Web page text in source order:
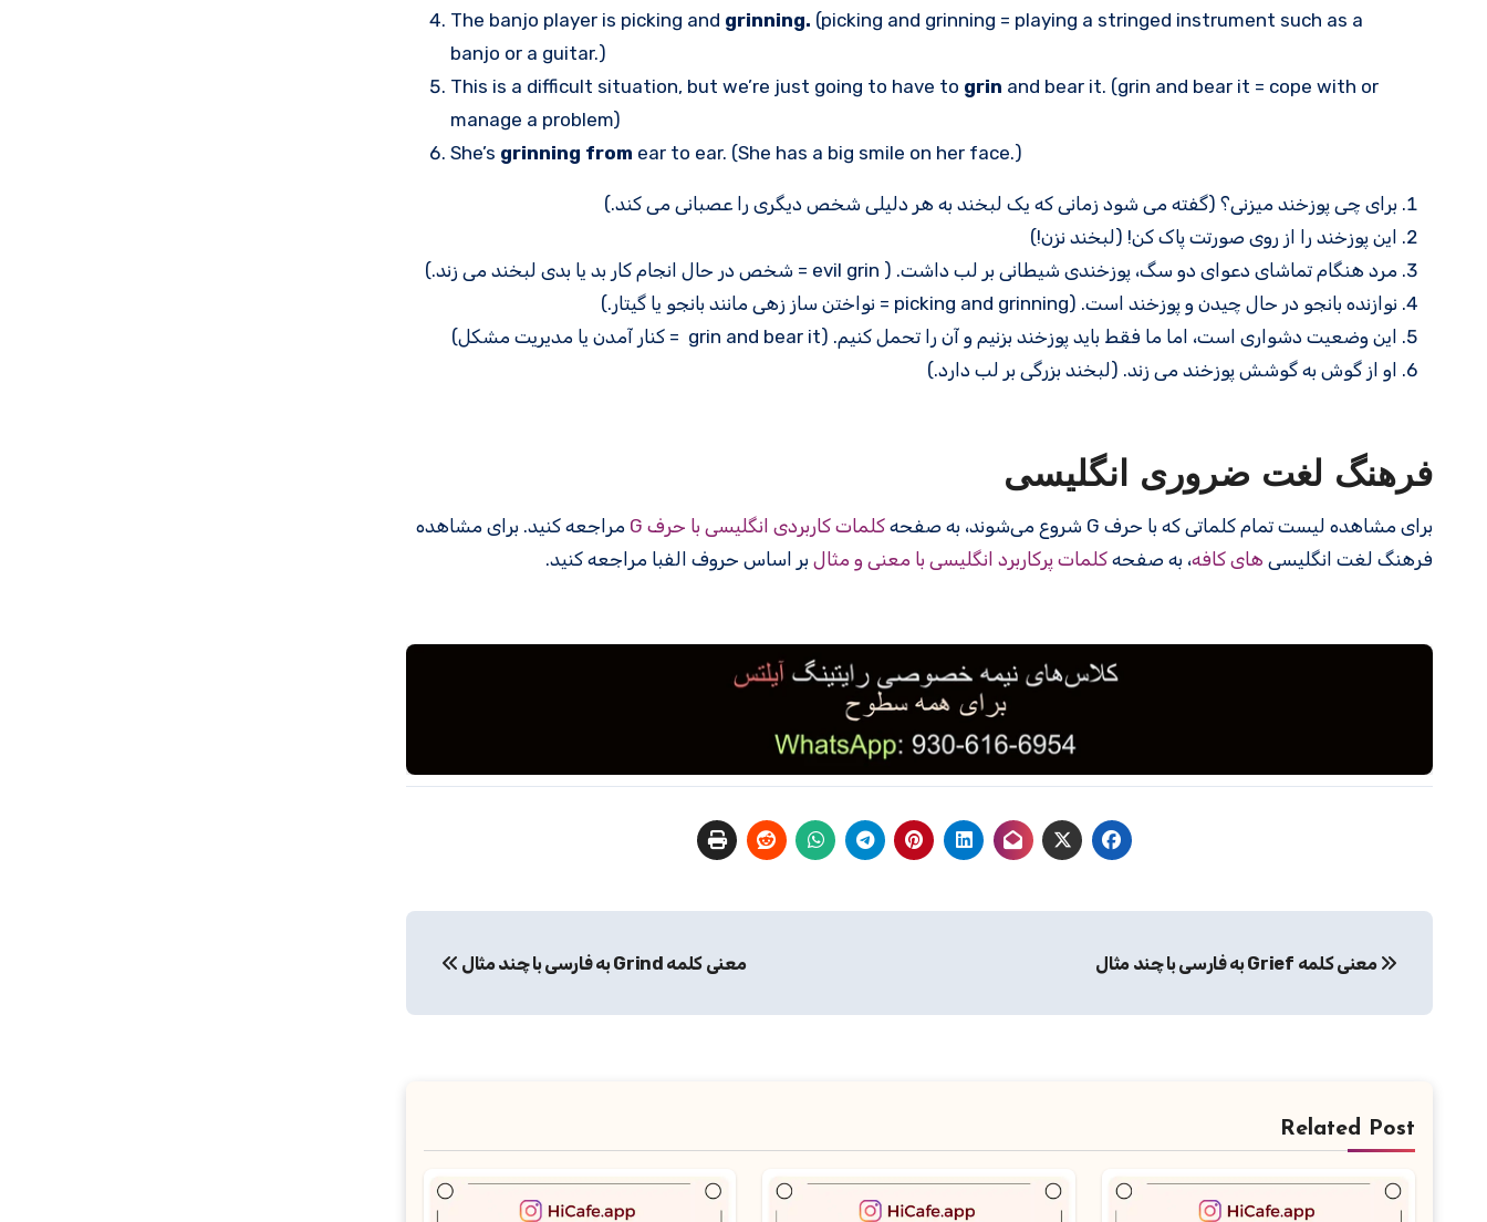
The banjo player is picking and grinning. (picking and grinning = playing a stringed instrument such as a
banjo or a guitar.)
This is a difficult situation, but we’re just going to have to grin and bear it. (grin and bear it = cope with or
manage a problem)
She’s grinning from ear to ear. (She has a big smile on her face.)
برای چی پوزخند میزنی؟ (گفته می شود زمانی که یک لبخند به هر دلیلی شخص دیگری را عصبانی می کند.)
این پوزخند را از روی صورتت پاک کن! (لبخند نزن!)
مرد هنگام تماشای دعوای دو سگ، پوزخندی شیطانی بر لب داشت. ( evil grin = شخص در حال انجام کار بد یا بدی لبخند می زند.)
نوازنده بانجو در حال چیدن و پوزخند است. (picking and grinning = نواختن ساز زهی مانند بانجو یا گیتار.)
این وضعیت دشواری است، اما ما فقط باید پوزخند بزنیم و آن را تحمل کنیم. (grin and bear it = کنار آمدن یا مدیریت مشکل)
او از گوش به گوشش پوزخند می زند. (لبخند بزرگی بر لب دارد.)
فرهنگ لغت ضروری انگلیسی
برای مشاهده لیست تمام کلماتی که با حرف G شروع می‌شوند، به صفحه کلمات کاربردی انگلیسی با حرف G
مراجعه کنید. برای مشاهده
فرهنگ لغت انگلیسی های کافه، به صفحه کلمات پرکاربرد انگلیسی با معنی و مثال بر اساس حروف الفبا مراجعه کنید.
نوشتهمعنی کلمه Grief به فارسی با چند مثال معنی کلمه Grind به فارسی با چند مثال
Related Post